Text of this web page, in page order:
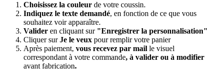
Choisissez la couleur de votre coussin.
Indiquez le texte demandé, en fonction de ce que vous
souhaitez voir apparaître.
Valider en cliquant sur "Enregistrer la personnalisation"
Cliquer surJe le veux pour remplir votre panier
Après paiement, vous recevez par mail le visuel
correspondant à votre commande, à valider ou à modifier
avant fabrication.